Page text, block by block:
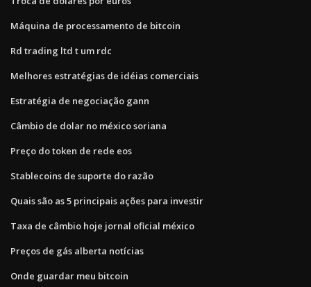
Máquina de processamento de bitcoin
Rd trading ltd t um rdc
Melhores estratégias de idéias comerciais
Estratégia de negociação gann
Câmbio de dolar no méxico soriana
Preço do token de rede eos
Stablecoins de suporte do razão
Quais são as 5 principais ações para investir
Taxa de câmbio hoje jornal oficial méxico
Preços de gás alberta notícias
Onde guardar meu bitcoin